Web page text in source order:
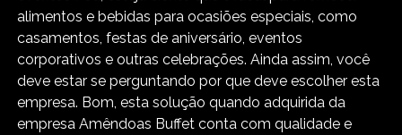
alimentos e bebidas para ocasiões especiais, como
casamentos, festas de aniversário, eventos
corporativos e outras celebrações. Ainda assim, você
deve estar se perguntando por que deve escolher esta
empresa. Bom, esta solução quando adquirida da
empresa Amêndoas Buffet conta com qualidade e